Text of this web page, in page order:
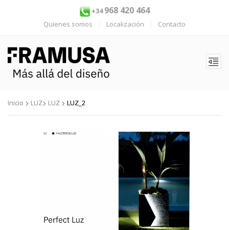
+34968 420 464
Quienes somos Localización Contacto
Inicio LUZ LUZ LUZ_2